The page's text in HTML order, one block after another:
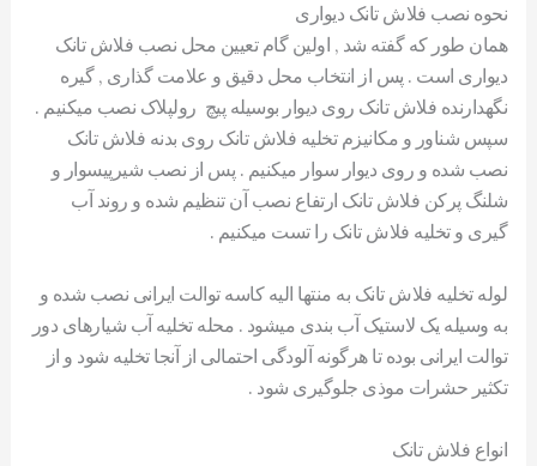
نحوه نصب فلاش تانک دیواری
همان طور که گفته شد , اولین گام تعیین محل نصب فلاش تانک
دیواری است . پس از انتخاب محل دقیق و علامت گذاری , گیره
نگهدارنده فلاش تانک روی دیوار بوسیله پیچ رولپلاک نصب میکنیم .
سپس شناور و مکانیزم تخلیه فلاش تانک روی بدنه فلاش تانک
نصب شده و روی دیوار سوار میکنیم . پس از نصب شیرپیسوار و
شلنگ پرکن فلاش تانک ارتفاع نصب آن تنظیم شده و روند آب
گیری و تخلیه فلاش تانک را تست میکنیم .
لوله تخلیه فلاش تانک به منتها الیه کاسه توالت ایرانی نصب شده و
به وسیله یک لاستیک آب بندی میشود . محله تخلیه آب شیارهای دور
توالت ایرانی بوده تا هرگونه آلودگی احتمالی از آنجا تخلیه شود و از
تکثیر حشرات موذی جلوگیری شود .
انواع فلاش تانک